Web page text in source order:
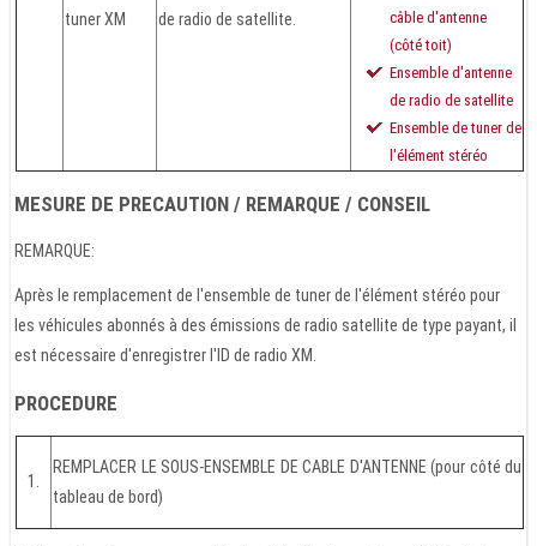
tuner XM
de radio de satellite.
câble d'antenne
(côté toit)
Ensemble d'antenne
de radio de satellite
Ensemble de tuner de
l'élément stéréo
MESURE DE PRECAUTION / REMARQUE / CONSEIL
REMARQUE:
Après le remplacement de l'ensemble de tuner de l'élément stéréo pour
les véhicules abonnés à des émissions de radio satellite de type payant, il
est nécessaire d'enregistrer l'ID de radio XM.
PROCEDURE
1.
REMPLACER LE SOUS-ENSEMBLE DE CABLE D'ANTENNE (pour côté du
tableau de bord)